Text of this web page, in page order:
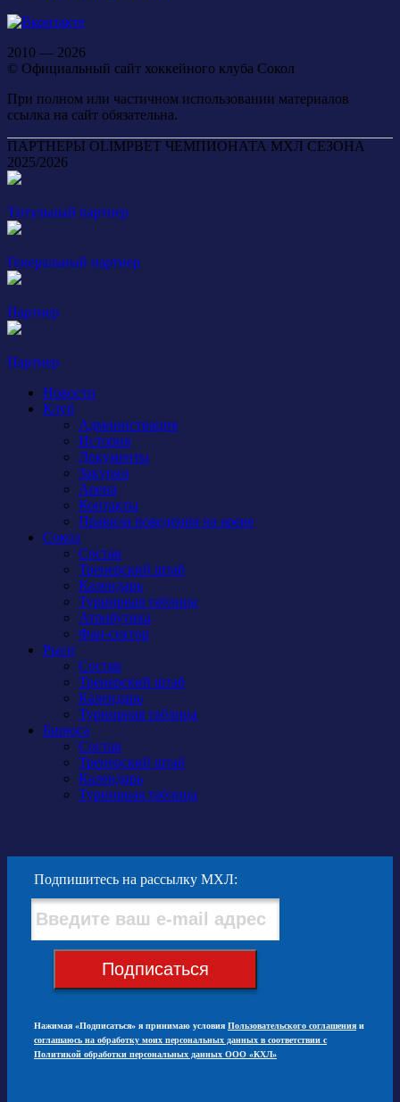
2010 — 2026
© Официальный сайт хоккейного клуба Сокол
При полном или частичном использовании материалов
ссылка на сайт обязательна.
ПАРТНЕРЫ OLIMPBET ЧЕМПИОНАТА МХЛ СЕЗОНА
2025/2026
Титульный партнер
Генеральный партнер
Партнер
Партнер
Новости
Клуб
Администрация
История
Документы
Закупки
Арена
Контакты
Правила поведения на арене
Сокол
Состав
Тренерский штаб
Календарь
Турнирная таблица
Атрибутика
Фан-сектор
Рыси
Состав
Тренерский штаб
Календарь
Турнирная таблица
Бирюса
Состав
Тренерский штаб
Календарь
Турнирная таблица
Подпишитесь на рассылку МХЛ:
Подписаться
Нажимая «Подписаться» я принимаю условия Пользовательского соглашения и
соглашаюсь на обработку моих персональных данных в соответствии с
Политикой обработки персональных данных ООО «КХЛ»